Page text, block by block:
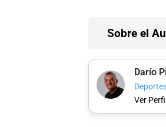
Sobre el
Darío
Ver Perfil